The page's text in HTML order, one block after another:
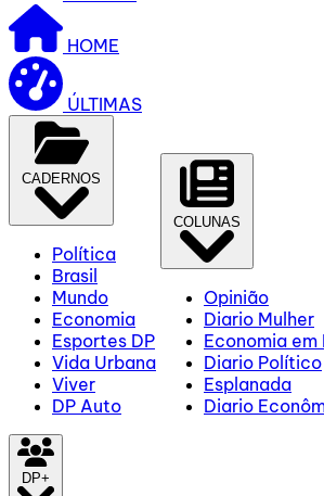
HOME
ÚLTIMAS
CADERNOS
Política
Brasil
Mundo
Economia
Esportes DP
Vida Urbana
Viver
DP Auto
COLUNAS
Opinião
Diario Mulher
Economia em
Diario Político
Esplanada
Diario
DP+